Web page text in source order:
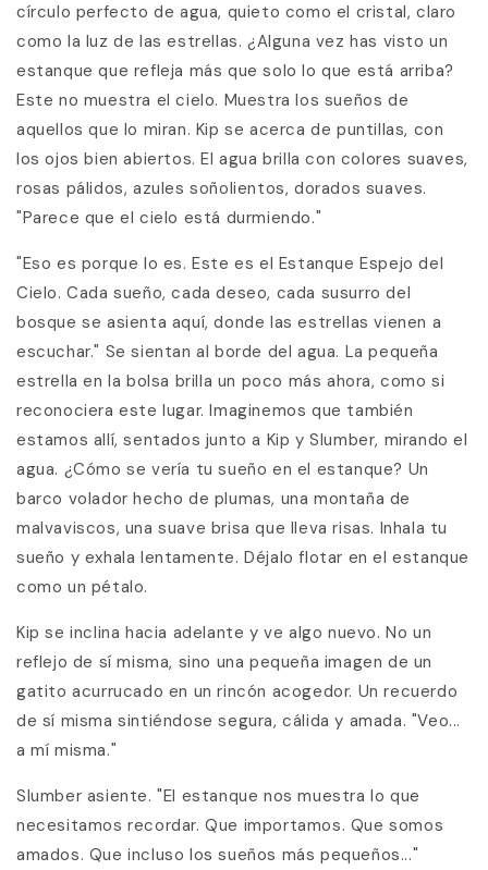
círculo perfecto de agua, quieto como el cristal, claro
como la luz de las estrellas. ¿Alguna vez has visto un
estanque que refleja más que solo lo que está arriba?
Este no muestra el cielo. Muestra los sueños de
aquellos que lo miran. Kip se acerca de puntillas, con
los ojos bien abiertos. El agua brilla con colores suaves,
rosas pálidos, azules soñolientos, dorados suaves.
"Parece que el cielo está durmiendo."
"Eso es porque lo es. Este es el Estanque Espejo del
Cielo. Cada sueño, cada deseo, cada susurro del
bosque se asienta aquí, donde las estrellas vienen a
escuchar." Se sientan al borde del agua. La pequeña
estrella en la bolsa brilla un poco más ahora, como si
reconociera este lugar. Imaginemos que también
estamos allí, sentados junto a Kip y Slumber, mirando el
agua. ¿Cómo se vería tu sueño en el estanque? Un
barco volador hecho de plumas, una montaña de
malvaviscos, una suave brisa que lleva risas. Inhala tu
sueño y exhala lentamente. Déjalo flotar en el estanque
como un pétalo.
Kip se inclina hacia adelante y ve algo nuevo. No un
reflejo de sí misma, sino una pequeña imagen de un
gatito acurrucado en un rincón acogedor. Un recuerdo
de sí misma sintiéndose segura, cálida y amada. "Veo...
a mí misma."
Slumber asiente. "El estanque nos muestra lo que
necesitamos recordar. Que importamos. Que somos
amados. Que incluso los sueños más pequeños..."